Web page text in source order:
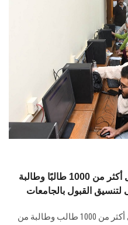
معامل التنسيق الإلكتروني تستقبل أكثر من 1000 طالبًا وطالبة
لتنسيق القبول بالجامعات
استقبلت معامل التنسيق الإلكتروني أكثر من 1000 طالب وطالبة من